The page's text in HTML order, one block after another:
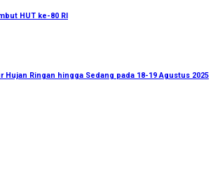
HUT ke-80 RI
Ringan hingga Sedang pada 18-19 Agustus 2025